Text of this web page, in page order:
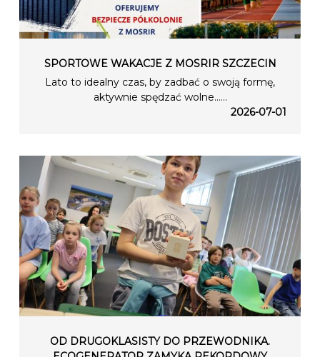
SPORTOWE WAKACJE Z MOSRIR SZCZECIN
Lato to idealny czas, by zadbać o swoją formę,
aktywnie spędzać wolne…...
2026-07-01
OD DRUGOKLASISTY DO PRZEWODNIKA.